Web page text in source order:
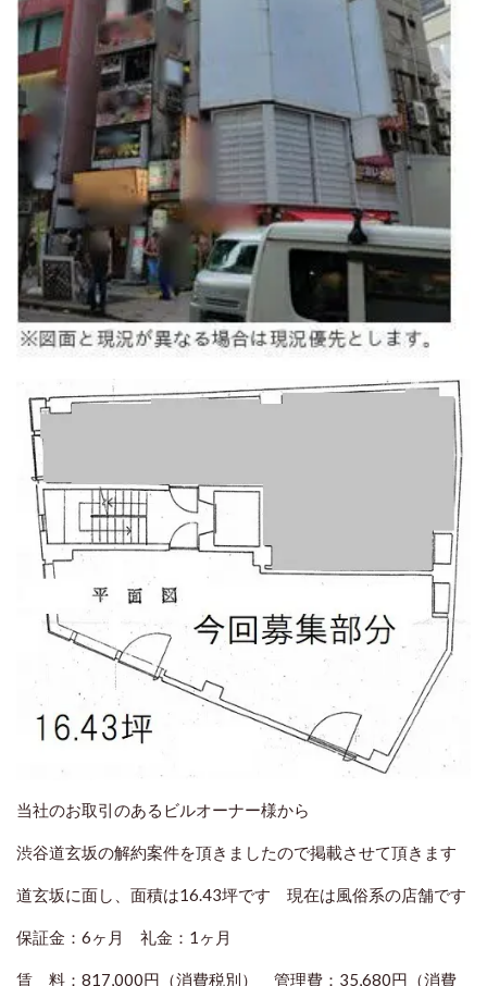
当社のお取引のあるビルオーナー様から
渋谷道玄坂の解約案件を頂きましたので掲載させて頂きます
道玄坂に面し、面積は16.43坪です 現在は風俗系の店舗です
保証金：6ヶ月 礼金：1ヶ月
賃 料：817,000円（消費税別） 管理費：35,680円（消費